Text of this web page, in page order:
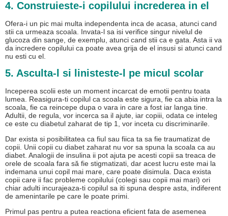
4. Construieste-i copilului increderea in el
Ofera-i un pic mai multa independenta inca de acasa, atunci cand
stii ca urmeaza scoala. Invata-l sa isi verifice singur nivelul de
glucoza din sange, de exemplu, atunci cand stii ca e gata. Asta ii va
da incredere copilului ca poate avea grija de el insusi si atunci cand
nu esti cu el.
5. Asculta-l si linisteste-l pe micul scolar
Inceperea scolii este un moment incarcat de emotii pentru toata
lumea. Reasigura-ti copilul ca scoala este sigura, fie ca abia intra la
scoala, fie ca reincepe dupa o vara in care a fost iar langa tine.
Adultii, de regula, vor incerca sa il ajute, iar copiii, odata ce inteleg
ce este cu diabetul zaharat de tip 1, vor inceta cu discriminarile.
Dar exista si posibilitatea ca fiul sau fiica ta sa fie traumatizat de
copii. Unii copii cu diabet zaharat nu vor sa spuna la scoala ca au
diabet. Analogii de insulina ii pot ajuta pe acesti copii sa treaca de
orele de scoala fara să fie stigmatizati, dar acest lucru este mai la
indemana unui copil mai mare, care poate disimula. Daca exista
copii care ii fac probleme copilului (colegi sau copii mai mari) ori
chiar adulti incurajeaza-ti copilul sa iti spuna despre asta, indiferent
de amenintarile pe care le poate primi.
Primul pas pentru a putea reactiona eficient fata de asemenea